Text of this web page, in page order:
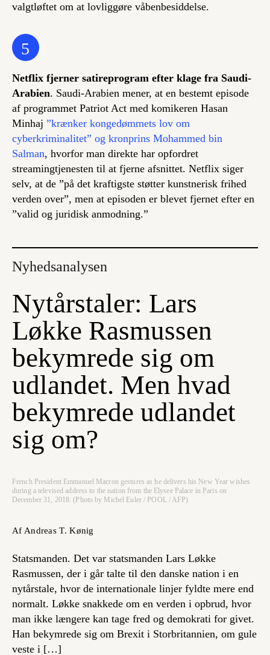
valgtløftet om at lovliggøre våbenbesiddelse.
5
Netflix fjerner satireprogram efter klage fra Saudi-
Arabien. Saudi-Arabien mener, at en bestemt episode
af programmet Patriot Act med komikeren Hasan
Minhaj ”krænker kongedømmets lov om
cyberkriminalitet” og kronprins Mohammed bin
Salman, hvorfor man direkte har opfordret
streamingtjenesten til at fjerne afsnittet. Netflix siger
selv, at de ”på det kraftigste støtter kunstnerisk frihed
verden over”, men at episoden er blevet fjernet efter en
”valid og juridisk anmodning.”
Nyhedsanalysen
Nytårstaler: Lars
Løkke Rasmussen
bekymrede sig om
udlandet. Men hvad
bekymrede udlandet
sig om?
French President Emmanuel Macron gestures as he delivers his New Year wishes
during a televised address to the nation from the Elysee Palace in Paris on
December 31, 2018. (Photo by Michel Euler / POOL / AFP)
Af Andreas T. Kønig
Statsmanden. Det var statsmanden Lars Løkke
Rasmussen, der i går talte til den danske nation i en
nytårstale, hvor de internationale linjer fyldte mere end
normalt. Løkke snakkede om en verden i opbrud, hvor
man ikke længere kan tage fred og demokrati for givet.
Han bekymrede sig om Brexit i Storbritannien, om gule
veste i […]